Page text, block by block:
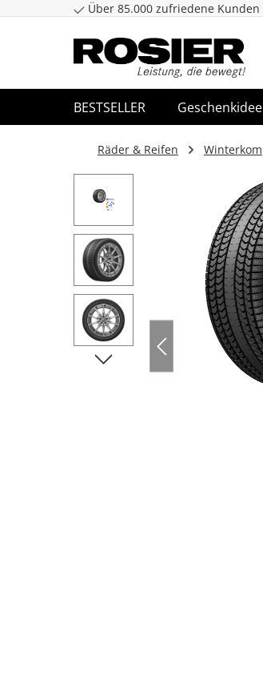
Zum Hauptinhalt springen
Über 85.000 zufriedene Kunden
BESTSELLER
Räder & Reifen